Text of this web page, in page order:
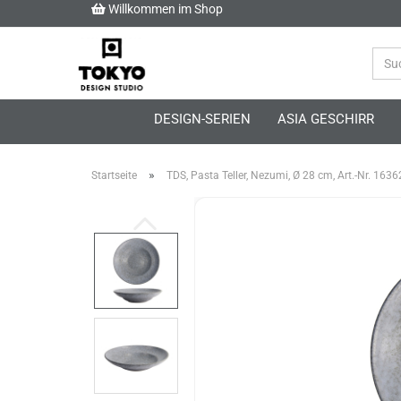
Willkommen im Shop
DESIGN-SERIEN ASIA GESCHIRR
Startseite » TDS, Pasta Teller, Nezumi, Ø 28 cm, Art.-Nr.